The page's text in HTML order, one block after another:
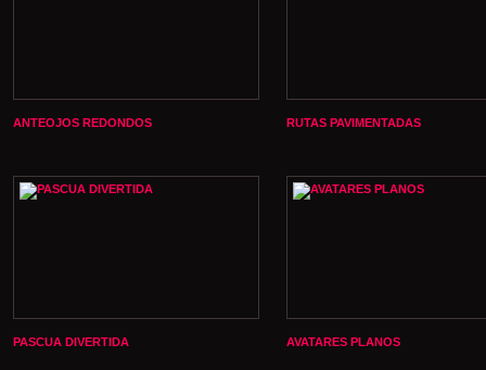
ANTEOJOS REDONDOS RUTAS PAVIMENTADAS
PASCUA DIVERTIDA AVATARES PLANOS